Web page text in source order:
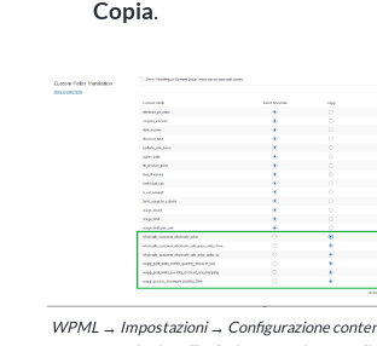
Copia.
WPML → Impostazioni → Configurazione